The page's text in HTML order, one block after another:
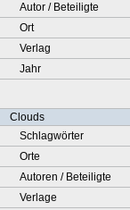
Autor / Beteiligte
Ort
Verlag
Jahr
Clouds
Schlagwörter
Orte
Autoren / Beteiligte
Verlage